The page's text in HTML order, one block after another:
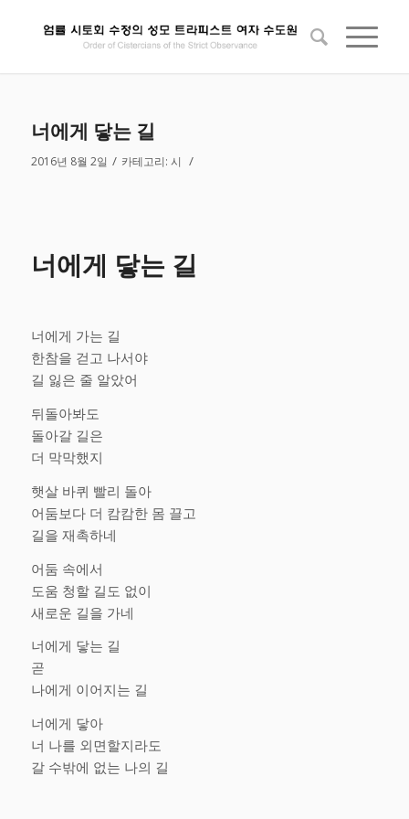
너에게 닿는 길
2016년 8월 2일 / 카테고리: 시 /
너에게 닿는 길
너에게 가는 길
한참을 걷고 나서야
길 잃은 줄 알았어
뒤돌아봐도
돌아갈 길은
더 막막했지
햇살 바퀴 빨리 돌아
어둠보다 더 캄캄한 몸 끌고
길을 재촉하네
어둠 속에서
도움 청할 길도 없이
새로운 길을 가네
너에게 닿는 길
곧
나에게 이어지는 길
너에게 닿아
너 나를 외면할지라도
갈 수밖에 없는 나의 길